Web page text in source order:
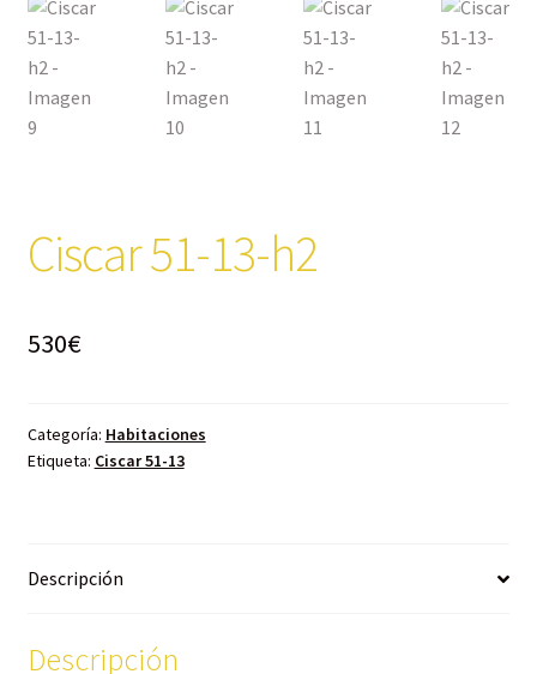
Ciscar 51-13-h2
530€
Categoría: Habitaciones
Etiqueta: Ciscar 51-13
Descripción
Descripción